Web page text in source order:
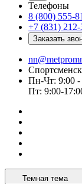
Телефоны
8 (800) 555-
+7 (831)
Заказать
Пн-Чт: 9:00 -
Пт: 9:00-
Темная тема